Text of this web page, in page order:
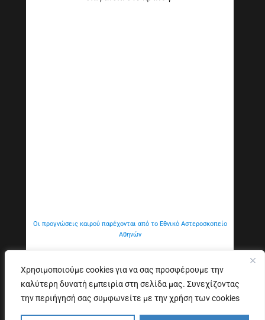
Χρησιμοποιούμε cookies για να σας προσφέρουμε την
καλύτερη δυνατή εμπειρία στη σελίδα μας. Συνεχίζοντας
την περιήγησή σας συμφωνείτε με την χρήση των cookies
Οι προγνώσεις καιρού παρέχονται από το Εθνικό Αστεροσκοπείο
Αθηνών
Εξυπηρέτηση Κοινού Δήλωση προσβασιμότητας
Copyright © 2026. All Rights Reserved